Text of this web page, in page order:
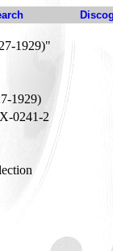
1929)"
1929)
0241-2